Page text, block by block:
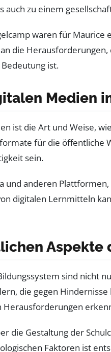
auch zu einem
waren für
die
ist.
Medien
ist die Art und Weise,
für die öffentliche
sein.
und anderen
digitalen Lernmitteln
Aspekte
sind nicht
die gegen
Herausforderungen
die Gestaltung der
Faktoren ist